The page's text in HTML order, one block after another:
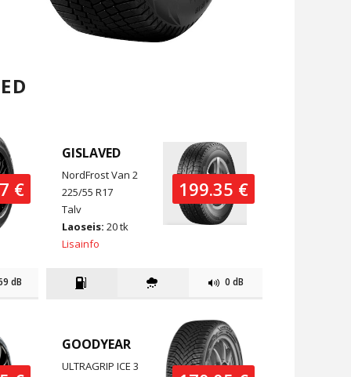
€
dB
199.35 €
GISLAVED
NordFrost Van 2
225/55 R17
Talv
Laoseis: 20 tk
Lisainfo
0 dB
GOODYEAR
ULTRAGRIP ICE 3